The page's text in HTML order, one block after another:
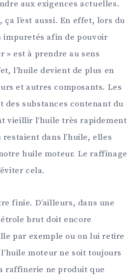
aux exigences actuelles.
l’est aussi. En effet, lors du
impuretés afin de pouvoir
est à prendre au sens
l’huile devient de plus en
et autres composants. Les
des substances contenant du
vieillir l’huile très rapidement
dans l’huile, elles
huile moteur. Le raffinage
cela.
finie. D’ailleurs, dans une
brut doit encore
par exemple ou on lui retire
moteur ne soit toujours
raffinerie ne produit que